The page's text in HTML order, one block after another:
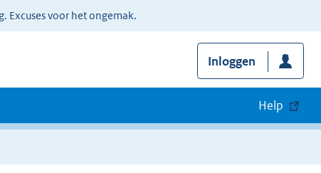
Excuses voor het ongemak.
Inloggen
Help